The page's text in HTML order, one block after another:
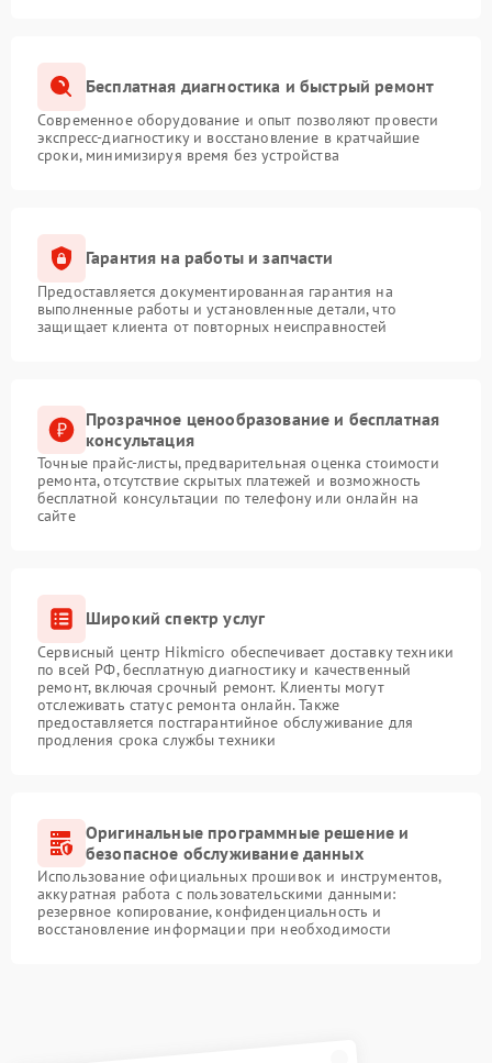
Бесплатная диагностика и быстрый ремонт
Современное оборудование и опыт позволяют провести
экспресс-диагностику и восстановление в кратчайшие
сроки, минимизируя время без устройства
Гарантия на работы и запчасти
Предоставляется документированная гарантия на
выполненные работы и установленные детали, что
защищает клиента от повторных неисправностей
Прозрачное ценообразование и бесплатная
консультация
Точные прайс-листы, предварительная оценка стоимости
ремонта, отсутствие скрытых платежей и возможность
бесплатной консультации по телефону или онлайн на
сайте
Широкий спектр услуг
Сервисный центр Hikmicro обеспечивает доставку техники
по всей РФ, бесплатную диагностику и качественный
ремонт, включая срочный ремонт. Клиенты могут
отслеживать статус ремонта онлайн. Также
предоставляется постгарантийное обслуживание для
продления срока службы техники
Оригинальные программные решение и
безопасное обслуживание данных
Использование официальных прошивок и инструментов,
аккуратная работа с пользовательскими данными:
резервное копирование, конфиденциальность и
восстановление информации при необходимости